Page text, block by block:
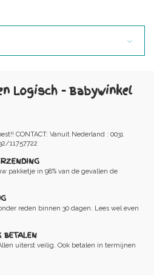
Logisch - Babywinkel
CONTACT: Vanuit Nederland : 0031
11757722
pakketje in 98% van de gevallen de
reden binnen 30 dagen. Lees wel even
BETALEN
uiterst veilig. Ook betalen in termijnen